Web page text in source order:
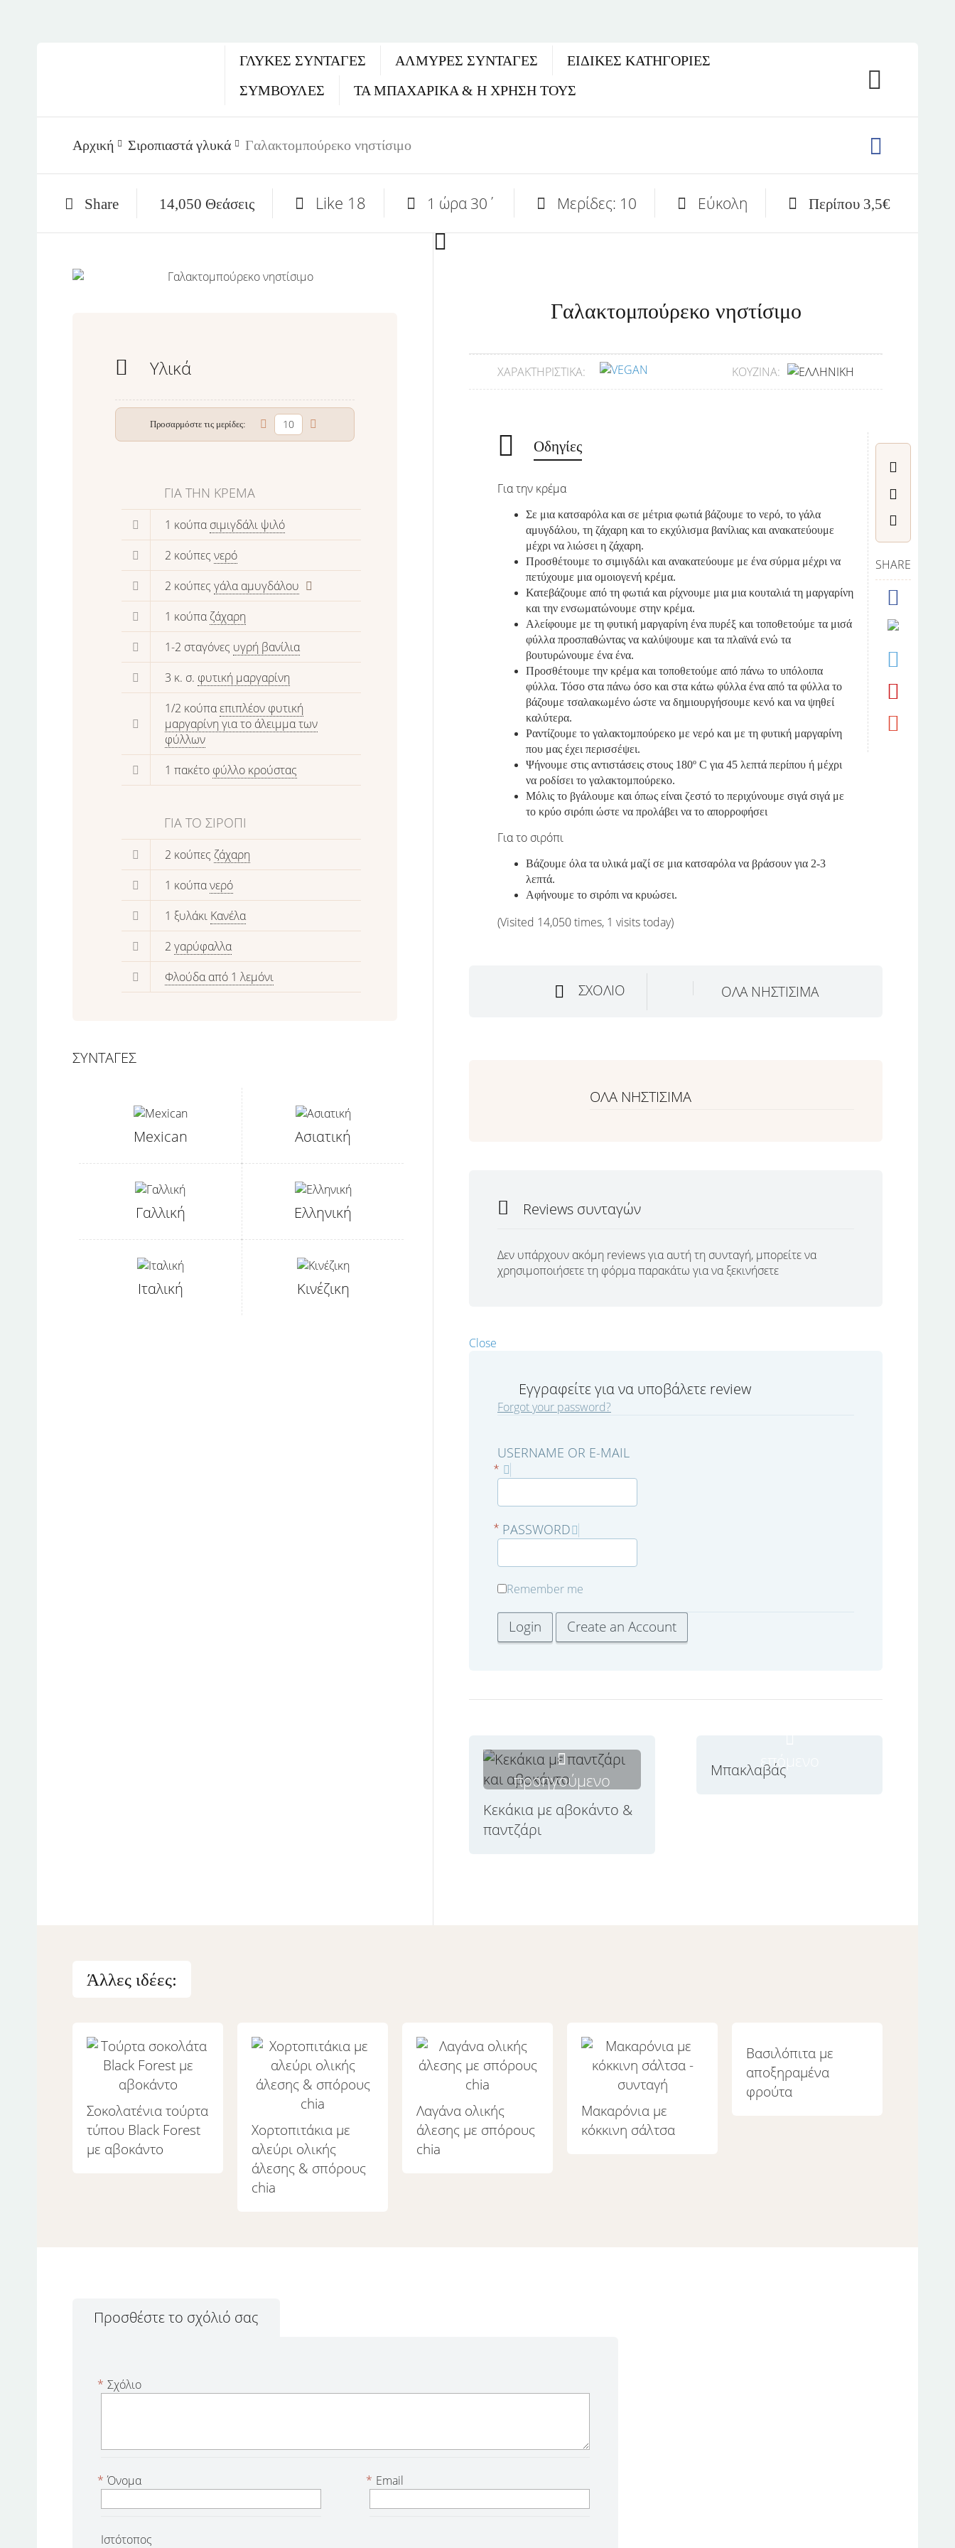
ΓΛΥΚΈΣ ΣΥΝΤΑΓΈΣ ΑΛΜΥΡΕΣ ΣΥΝΤΑΓΕΣ
ΕΙΔΙΚΕΣ ΚΑΤΗΓΟΡΙΕΣ
ΣΥΜΒΟΥΛΕΣ
ΤΑ ΜΠΑΧΑΡΙΚΑ & Η ΧΡΗΣΗ ΤΟΥΣ
Αρχική Σιροπιαστά γλυκά Γαλακτομπούρεκο νηστίσιμο
Share 14,050 Θεάσεις Like 18 1 ώρα 30΄ Μερίδες: 10 Εύκολη Περίπου 3,5€
Υλικά
Προσαρμόστε τις μερίδες:
ΓΙΑ ΤΗΝ ΚΡΈΜΑ
1 κούπα σιμιγδάλι ψιλό
2 κούπες νερό
2 κούπες γάλα αμυγδάλου
1 κούπα ζάχαρη
1-2 σταγόνες υγρή βανίλια
3 κ. σ. φυτική μαργαρίνη
1/2 κούπαεπιπλέον φυτική
μαργαρίνη για το άλειμμα των
φύλλων
1 πακέτο φύλλο κρούστας
ΓΙΑ ΤΟ ΣΙΡΌΠΙ
2 κούπες ζάχαρη
1 κούπανερό
1 ξυλάκι Κανέλα
2 γαρύφαλλα
Φλούδα από 1 λεμόνι
ΣΥΝΤΑΓΕΣ
Mexican Ασιατική
Γαλλική Ελληνική
Ιταλική Κινέζικη
Γαλακτομπούρεκο νηστίσιμο
ΧΑΡΑΚΤΗΡΙΣΤΙΚΆ: ΚΟΥΖΊΝΑ:
Οδηγίες
SHARE
Για την κρέμα
Σε μια κατσαρόλα και σε μέτρια φωτιά βάζουμε το νερό, το γάλα
αμυγδάλου, τη ζάχαρη και το εκχύλισμα βανίλιας και ανακατεύουμε
μέχρι να λιώσει η ζάχαρη.
Προσθέτουμε το σιμιγδάλι και ανακατεύουμε με ένα σύρμα μέχρι να
πετύχουμε μια ομοιογενή κρέμα.
Κατεβάζουμε από τη φωτιά και ρίχνουμε μια μια κουταλιά τη μαργαρίνη
και την ενσωματώνουμε στην κρέμα.
Αλείφουμε με τη φυτική μαργαρίνη ένα πυρέξ και τοποθετούμε τα μισά
φύλλα προσπαθώντας να καλύψουμε και τα πλαϊνά ενώ τα
βουτυρώνουμε ένα ένα.
Προσθέτουμε την κρέμα και τοποθετούμε από πάνω το υπόλοιπα
φύλλα. Τόσο στα πάνω όσο και στα κάτω φύλλα ένα από τα φύλλα το
βάζουμε τσαλακωμένο ώστε να δημιουργήσουμε κενό και να ψηθεί
καλύτερα.
Ραντίζουμε το γαλακτομπούρεκο με νερό και με τη φυτική μαργαρίνη
που μας έχει περισσέψει.
Ψήνουμε στις αντιστάσεις στους 180º C για 45 λεπτά περίπου ή μέχρι
να ροδίσει το γαλακτομπούρεκο.
Μόλις το βγάλουμε και όπως είναι ζεστό το περιχύνουμε σιγά σιγά με
το κρύο σιρόπι ώστε να προλάβει να το απορροφήσει
Για το σιρόπι
Βάζουμε όλα τα υλικά μαζί σε μια κατσαρόλα να βράσουν για 2-3
λεπτά.
Αφήνουμε το σιρόπι να κρυώσει.
(Visited 14,050 times, 1 visits today)
ΣΧΌΛΙΟ ΟΛΑ ΝΗΣΤΙΣΙΜΑ
ΟΛΑ ΝΗΣΤΙΣΙΜΑ
Reviews συνταγών
Δεν υπάρχουν ακόμη reviews για αυτή τη συνταγή, μπορείτε να
χρησιμοποιήσετε τη φόρμα παρακάτω για να ξεκινήσετε
Close
Εγγραφείτε για να υποβάλετε review
Forgot your password?
USERNAME OR E-MAIL
*
PASSWORD
*
Remember me
προηγούμενο
Κεκάκια με αβοκάντο &
παντζάρι
επόμενο
Μπακλαβάς
Άλλες ιδέες:
Σοκολατένια τούρτα
τύπου Black Forest
με αβοκάντο
Χορτοπιτάκια με
αλεύρι ολικής
άλεσης & σπόρους
chia
Λαγάνα ολικής
άλεσης με σπόρους
chia
Μακαρόνια με
κόκκινη σάλτσα
Βασιλόπιτα με
αποξηραμένα
φρούτα
Προσθέστε το σχόλιό σας
Σχόλιο
*
Όνομα
* Email
*
Ιστότοπος